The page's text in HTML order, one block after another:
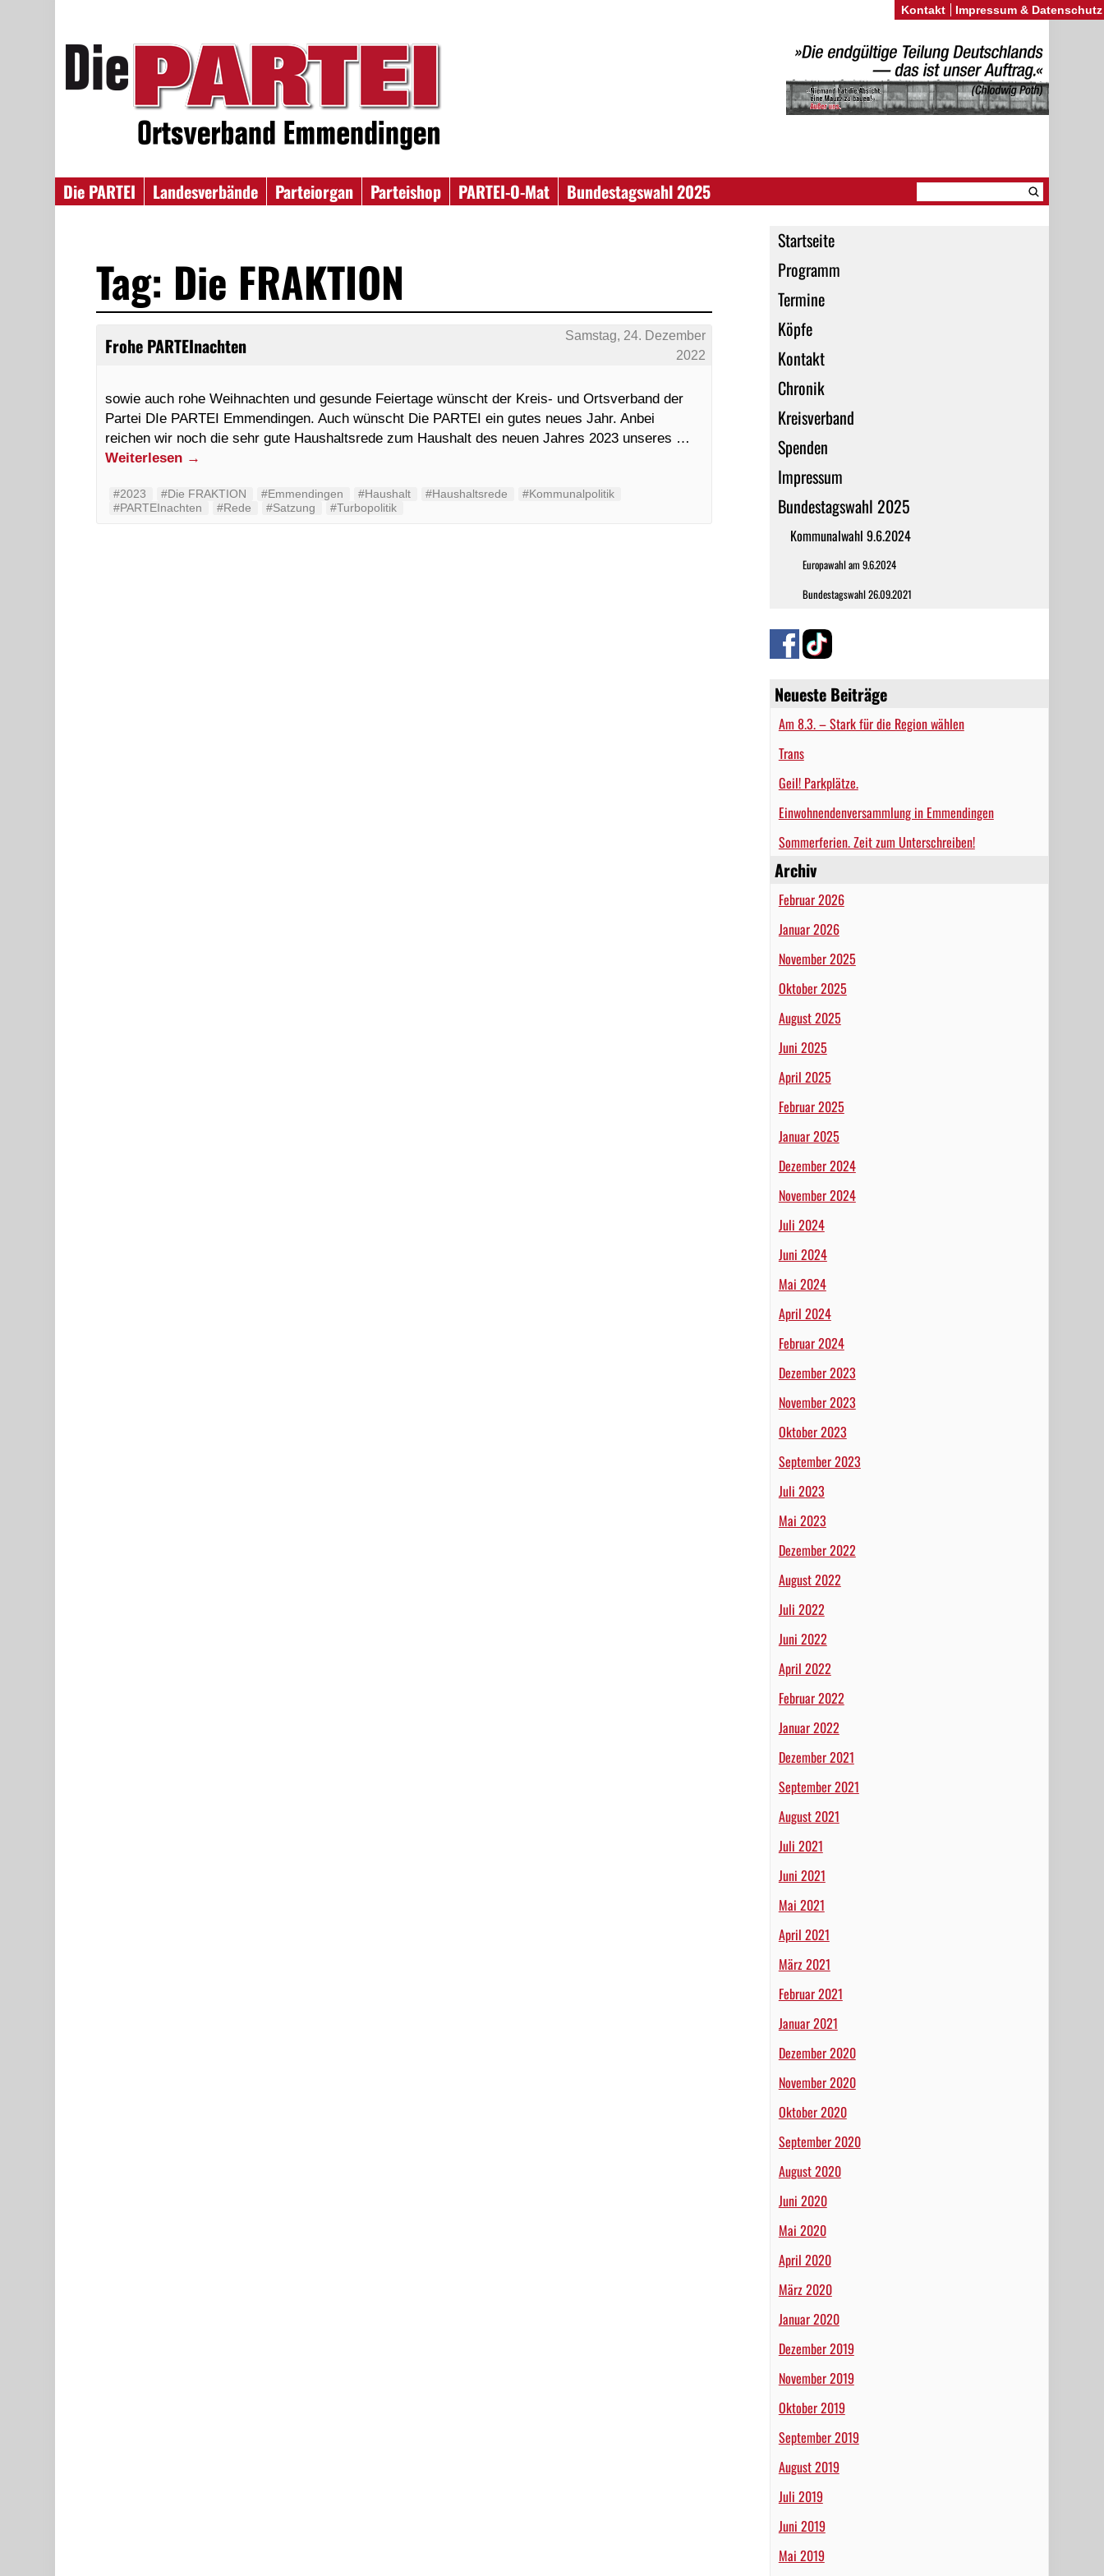
Die PARTEI Landesverbände Parteiorgan Parteishop PARTEI-O-Mat
Bundestagswahl 2025
Startseite
Programm
Termine
Köpfe
Kontakt
Chronik
Kreisverband
Spenden
Impressum
Bundestagswahl 2025
Kommunalwahl 9.6.2024
Europawahl am 9.6.2024
Bundestagswahl 26.09.2021
Neueste Beiträge
Am 8.3. – Stark für die Region wählen
Trans
Geil! Parkplätze.
Einwohnendenversammlung in Emmendingen
Sommerferien. Zeit zum Unterschreiben!
Archiv
Februar 2026
Januar 2026
November 2025
Oktober 2025
August 2025
Juni 2025
April 2025
Februar 2025
Januar 2025
Dezember 2024
November 2024
Juli 2024
Juni 2024
Mai 2024
April 2024
Februar 2024
Dezember 2023
November 2023
Oktober 2023
September 2023
Juli 2023
Mai 2023
Dezember 2022
August 2022
Juli 2022
Juni 2022
April 2022
Februar 2022
Januar 2022
Dezember 2021
September 2021
August 2021
Juli 2021
Juni 2021
Mai 2021
April 2021
März 2021
Februar 2021
Januar 2021
Dezember 2020
November 2020
Oktober 2020
September 2020
August 2020
Juni 2020
Mai 2020
April 2020
März 2020
Januar 2020
Dezember 2019
November 2019
Oktober 2019
September 2019
August 2019
Juli 2019
Juni 2019
Mai 2019
Tag: Die FRAKTION
Frohe PARTEInachten
Samstag, 24. Dezember
2022
sowie auch rohe Weihnachten und gesunde Feiertage wünscht der Kreis- und Ortsverband der
Partei DIe PARTEI Emmendingen. Auch wünscht Die PARTEI ein gutes neues Jahr. Anbei
reichen wir noch die sehr gute Haushaltsrede zum Haushalt des neuen Jahres 2023 unseres …
Weiterlesen →
#2023 #Die FRAKTION #Emmendingen #Haushalt #Haushaltsrede
#Kommunalpolitik
#PARTEInachten
#Rede #Satzung #Turbopolitik
Kontakt Impressum & Datenschutz